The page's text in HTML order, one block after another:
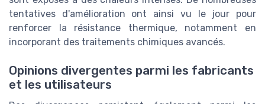
tentatives d'amélioration ont ainsi vu le jour pour
renforcer la résistance thermique, notamment en
incorporant des traitements chimiques avancés.
Opinions divergentes parmi les fabricants
et les utilisateurs